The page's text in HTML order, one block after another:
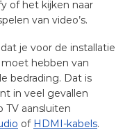
of het kijken naar
van video’s.
je voor de installatie
hebben van
bedrading. Dat is
in veel gevallen
TV aansluiten
of HDMI-kabels.